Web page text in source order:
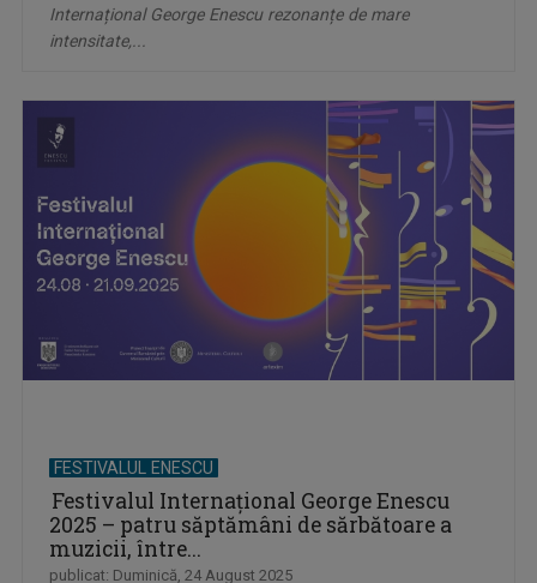
Internațional George Enescu rezonanțe de mare
intensitate,...
FESTIVALUL ENESCU
Festivalul Internațional George Enescu
2025 – patru săptămâni de sărbătoare a
muzicii, între...
publicat: Duminică, 24 August 2025